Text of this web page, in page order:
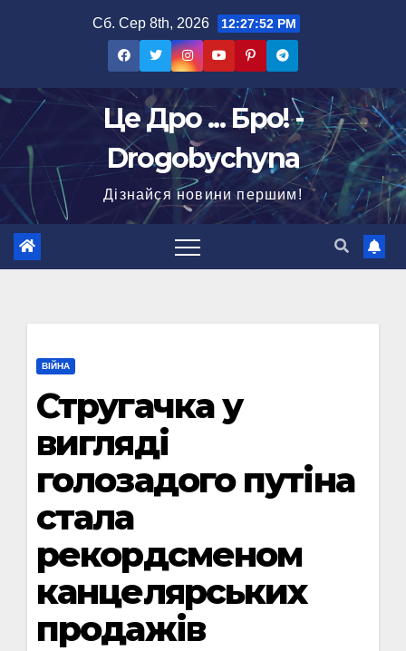
Сб. Сер 8th, 2026 12:27:52 PM
Це Дро ... Бро! -
Drogobychyna
Дізнайся новини першим!
ВІЙНА
Стругачка у
вигляді
голозадого путіна
стала
рекордсменом
канцелярських
продажів